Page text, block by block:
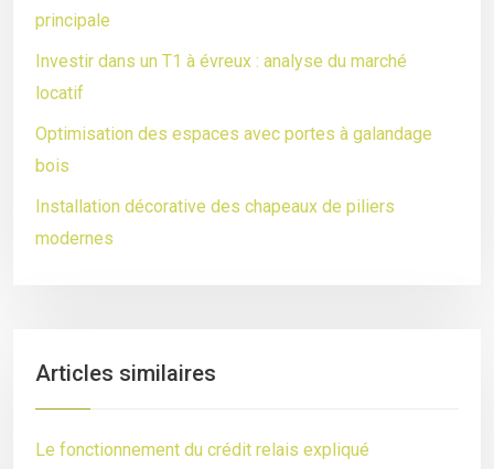
principale
Investir dans un T1 à évreux : analyse du marché
locatif
Optimisation des espaces avec portes à galandage
bois
Installation décorative des chapeaux de piliers
modernes
Articles similaires
Le fonctionnement du crédit relais expliqué